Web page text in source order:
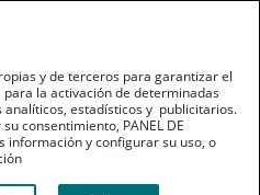
y de terceros para garantizar el
la activación de determinadas
estadísticos y publicitarios.
consentimiento, PANEL DE
información y configurar su uso, o